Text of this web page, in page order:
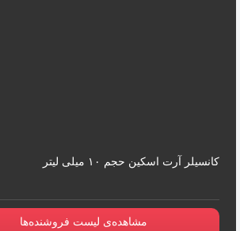
کانسیلر آرت اسکین حجم ۱۰ میلی لیتر
مشاهده‌ی لیست فروشنده‌ها